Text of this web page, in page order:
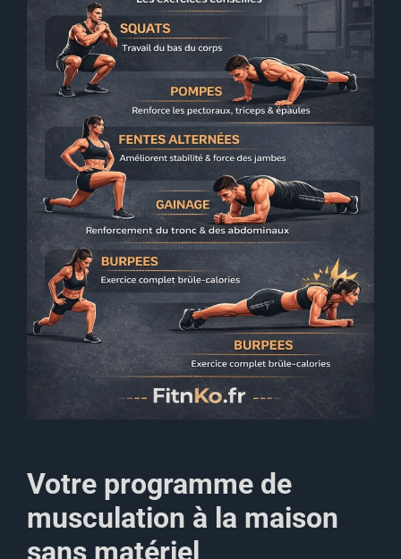
Votre programme de
musculation à la maison
sans matériel